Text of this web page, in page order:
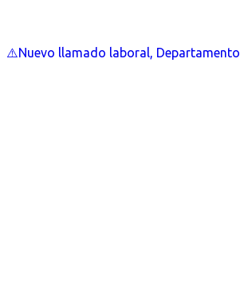
⚠️Nuevo llamado laboral, Departamento